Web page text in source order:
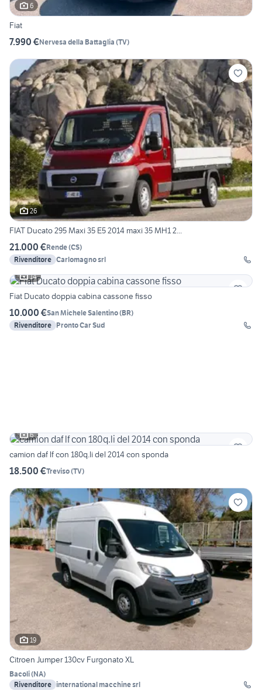
6
Fiat
7.990 €Nervesa della Battaglia (TV)
26
FIAT Ducato 295 Maxi 35 E5 2014 maxi 35 MH1 2...
21.000 €Rende(CS)
Rivenditore Carlomagno srl
14
Fiat Ducato doppia cabina cassone fisso
10.000 €San Michele Salentino(BR)
Rivenditore Pronto Car Sud
6
camion daf lf con 180q.li del 2014 con sponda
18.500 €Treviso(TV)
19
Citroen Jumper 130cv Furgonato XL
Bacoli(NA)
Rivenditore international macchine srl